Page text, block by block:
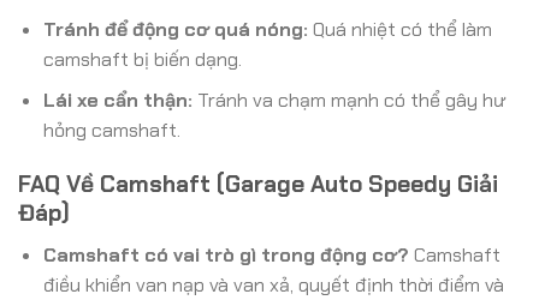
Tránh để động cơ quá nóng: Quá nhiệt có thể làm
camshaft bị biến dạng.
Lái xe cẩn thận: Tránh va chạm mạnh có thể gây hư
hỏng camshaft.
FAQ Về Camshaft (Garage Auto Speedy Giải
Đáp)
Camshaft có vai trò gì trong động cơ? Camshaft
điều khiển van nạp và van xả, quyết định thời điểm và